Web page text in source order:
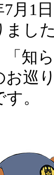
7月1
した
「知
お巡
。